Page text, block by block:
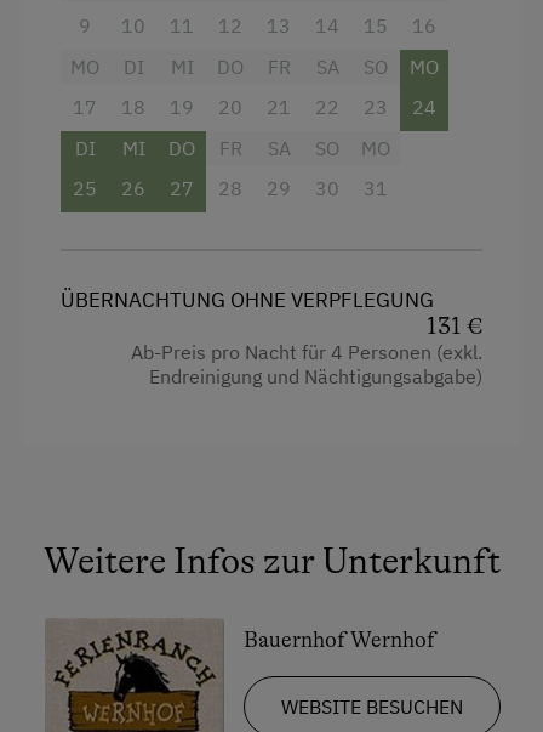
9
10
11
12
13
14
15
16
MO
17
DI
18
MI
19
DO
20
FR
21
SA
22
SO
23
MO
24
DI
25
MI
26
DO
27
FR
28
SA
29
SO
30
MO
31
ÜBERNACHTUNG OHNE VERPFLEGUNG
131 €
Ab-Preis pro Nacht für 4 Personen (exkl.
Endreinigung und Nächtigungsabgabe)
Weitere Infos zur Unterkunft
Bauernhof Wernhof
WEBSITE BESUCHEN